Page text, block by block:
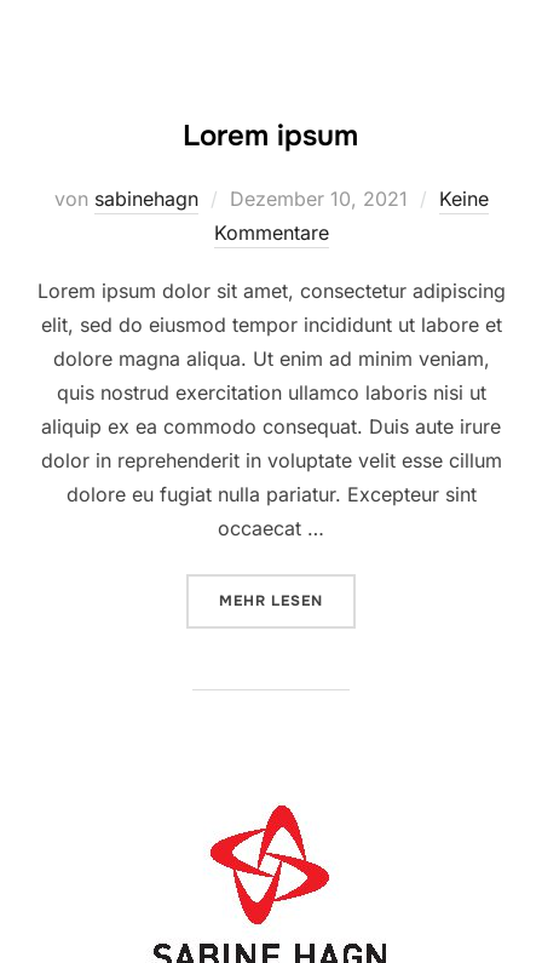
Lorem ipsum
von sabinehagn
Veröffentlicht
am
Dezember 10, 2021
Keine
Kommentare
Lorem ipsum dolor sit amet, consectetur adipiscing
elit, sed do eiusmod tempor incididunt ut labore et
dolore magna aliqua. Ut enim ad minim veniam,
quis nostrud exercitation ullamco laboris nisi ut
aliquip ex ea commodo consequat. Duis aute irure
dolor in reprehenderit in voluptate velit esse cillum
dolore eu fugiat nulla pariatur. Excepteur sint
occaecat …
MEHR ÜBER „LOREM IPSUM“
LESEN